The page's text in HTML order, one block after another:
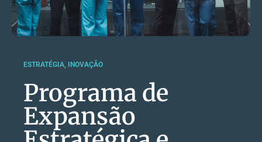
ESTRATÉGIA INOVAÇÃO
Programa de
Expansão